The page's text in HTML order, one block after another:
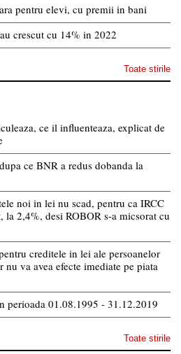
pentru elevi, cu premii in bani
crescut cu 14% in 2022
Toate stirile
ce il influenteaza, explicat de
ce BNR a redus dobanda la
noi in lei nu scad, pentru ca IRCC
la 2,4%, desi ROBOR s-a micsorat cu
creditele in lei ale persoanelor
va avea efecte imediate pe piata
perioada 01.08.1995 - 31.12.2019
Toate stirile